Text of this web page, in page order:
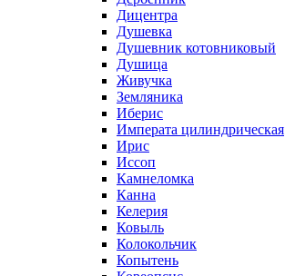
Дицентра
Душевка
Душевник котовниковый
Душица
Живучка
Земляника
Иберис
Императа цилиндрическая
Ирис
Иссоп
Камнеломка
Канна
Келерия
Ковыль
Колокольчик
Копытень